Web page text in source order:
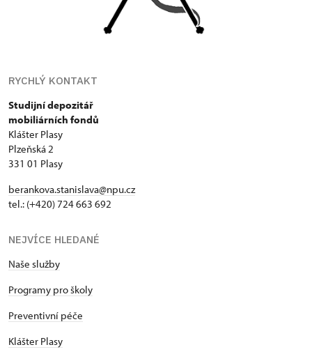
RYCHLÝ KONTAKT
Studijní depozitář
mobiliárních fondů
Klášter Plasy
Plzeňská 2
331 01 Plasy
berankova.stanislava@npu.cz
tel.: (+420) 724 663 692
NEJVÍCE HLEDANÉ
Naše služby
Programy pro školy
Preventivní péče
Klášter Plasy